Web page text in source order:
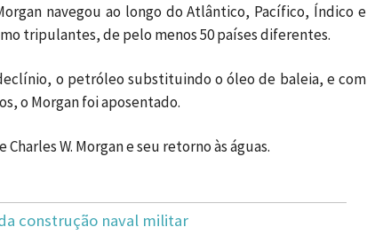
navegou ao longo do Atlântico, Pacífico, Índico e
tripulantes, de pelo menos 50 países diferentes.
o petróleo substituindo o óleo de baleia, e com
o Morgan foi aposentado.
W. Morgan e seu retorno às águas.
construção naval militar